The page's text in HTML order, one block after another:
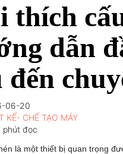
thích
dẫn
đến
06-20
KẾ- CHẾ TẠO MÁY
đọc
là một thiết bị quan trọng